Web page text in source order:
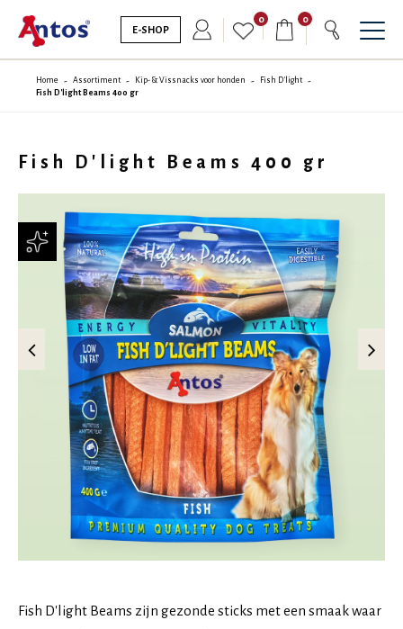
E-SHOP
0 0
Home Assortiment Kip- & Vissnacks voor honden
Fish D'light
Fish D'light Beams 400 gr
Fish D'light Beams 400 gr
Fish D'light Beams zijn gezonde sticks met een smaak waar